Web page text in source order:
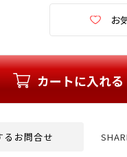
お
カートに入れる
るお問合せ